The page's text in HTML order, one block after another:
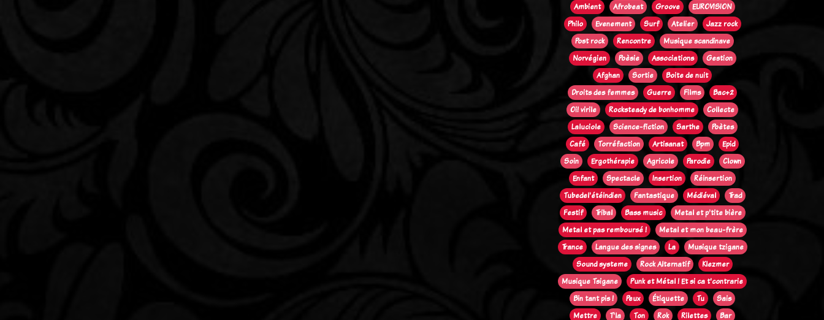
Ambient
Afrobeat Groove
EUROVISION
Philo
Evenement Surf Atelier
Jazz rock
Post rock
Rencontre
Musique scandinave
Norvégien
Poèsie Associations
Gestion
Afghan
Sortie
Boite de nuit
Droits des femmes
Guerre Films
Bac+2
Oi! virile
Rocksteady de bonhomme
Collecte
Laluciole
Science-fiction Sarthe
Poètes
Café
Torréfaction Artisanat Bpm
Epid
Soin
Ergothérapie Agricole Parodie
Clown
Enfant
Spectacle Insertion
Réinsertion
Tubedel'étéindien
Fantastique Médiéval
Trad
Festif
Tribal Bass music
Metal et p'tite bière
Metal et pas remboursé !
Metal et mon beau-frère
Trance
Langue des signes La
Musique tzigane
Sound systeme
Rock Alternatif
Klezmer
Musique Tsigane
Punk et Métal ! Et si ca t'contrarie
Bin tant pis !
Peux Étiquette Tu
Sais
Mettre
T'la Ton Rok Rilettes
Bar